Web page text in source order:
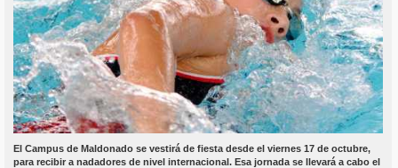
El Campus de Maldonado se vestirá de fiesta desde el viernes 17 de octubre,
para recibir a nadadores de nivel internacional. Esa jornada se llevará a cabo el